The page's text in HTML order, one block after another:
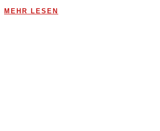
MEHR LESEN